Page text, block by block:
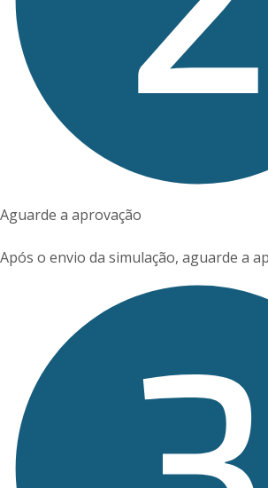
Aguarde a aprovação
Após o envio da simulação, aguarde a